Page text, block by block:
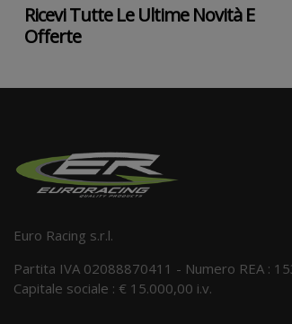
Ricevi Tutte Le Ultime Novità E
Offerte
Euro Racing s.r.l.
Partita IVA 02088870411 - Numero REA :
Capitale sociale : € 15.000,00 i.v.